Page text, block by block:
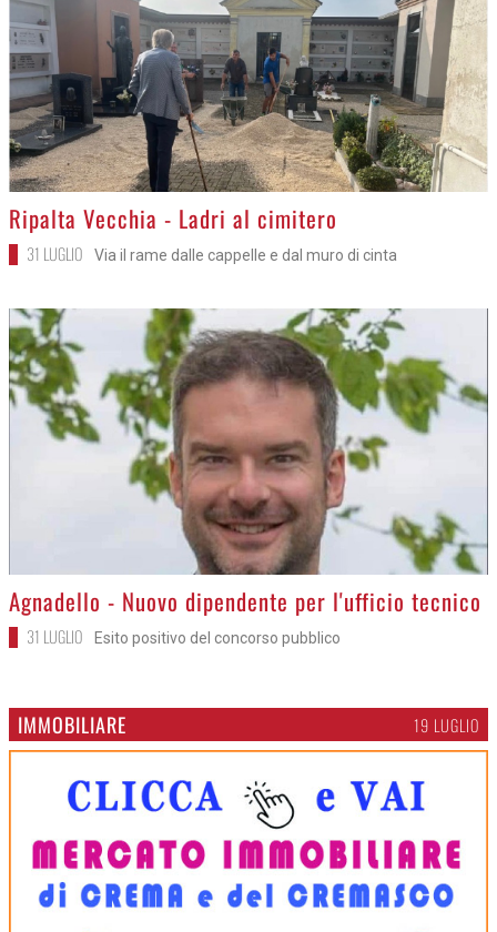
>
Ripalta Vecchia - Ladri al cimitero
31 LUGLIO Via il rame dalle cappelle e dal muro di cinta
>
Agnadello - Nuovo dipendente per l'ufficio tecnico
31 LUGLIO Esito positivo del concorso pubblico
IMMOBILIARE 19 LUGLIO